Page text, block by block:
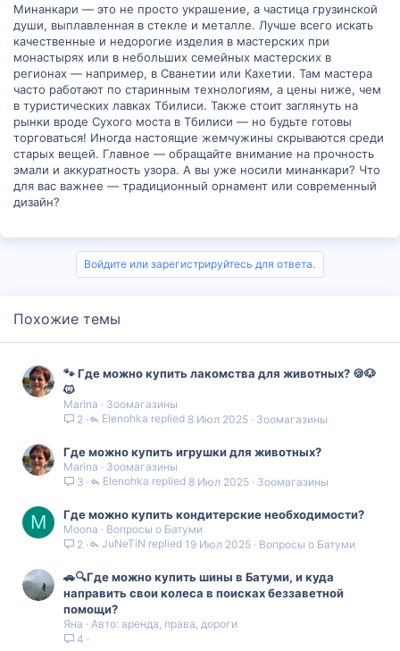
Минанкари — это не просто украшение, а частица грузинской
души, выплавленная в стекле и металле. Лучше всего искать
качественные и недорогие изделия в мастерских при
монастырях или в небольших семейных мастерских в
регионах — например, в Сванетии или Кахетии. Там мастера
часто работают по старинным технологиям, а цены ниже, чем
в туристических лавках Тбилиси. Также стоит заглянуть на
рынки вроде Сухого моста в Тбилиси — но будьте готовы
торговаться! Иногда настоящие жемчужины скрываются среди
старых вещей. Главное — обращайте внимание на прочность
эмали и аккуратность узора. А вы уже носили минанкари? Что
для вас важнее — традиционный орнамент или современный
дизайн?
Войдите или зарегистрируйтесь для ответа.
Похожие темы
🐾 Где можно купить лакомства для животных? 🍪🐶
🐱
Marina
Зоомагазины
2
Зоомагазины
8 Июл 2025
Elenohka
Где можно купить игрушки для животных?
Marina
Зоомагазины
3
Зоомагазины
8 Июл 2025
Elenohka
M Где можно купить кондитерские необходимости?
Moona
Вопросы о Батуми
2
Вопросы о Батуми
19 Июл 2025
JuNeTiN
🚗🔍Где можно купить шины в Батуми, и куда
направить свои колеса в поисках беззаветной
помощи?
Яна
Авто: аренда, права, дороги
4